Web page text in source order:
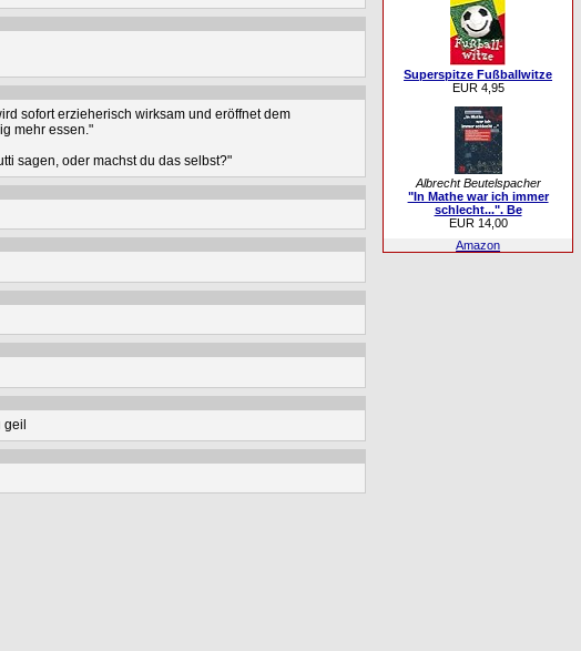
sofort erzieherisch wirksam und eröffnet dem
mehr essen."
sagen, oder machst du das selbst?"
Superspitze Fußballwitze
EUR 4,95
Albrecht Beutelspacher
"In Mathe war ich immer
schlecht...". Be
EUR 14,00
Amazon